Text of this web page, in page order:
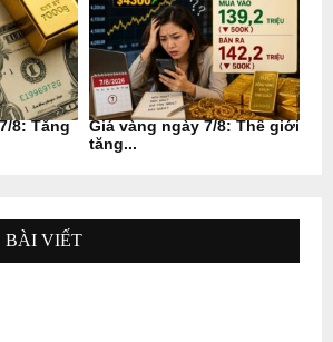
8: Tăng
Giá vàng ngày 7/8: Thế giới
tăng...
BÀI VIẾT